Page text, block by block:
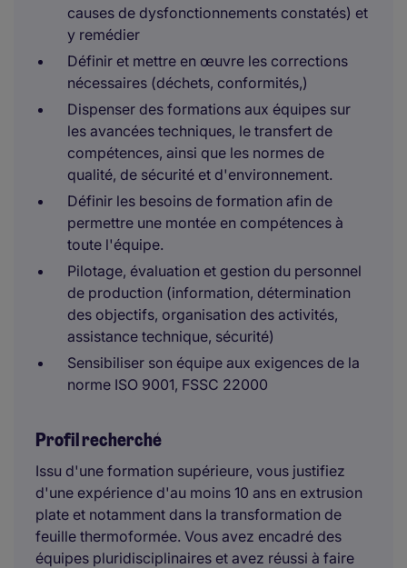
causes de dysfonctionnements constatés) et
y remédier
Définir et mettre en œuvre les corrections
nécessaires (déchets, conformités,)
Dispenser des formations aux équipes sur
les avancées techniques, le transfert de
compétences, ainsi que les normes de
qualité, de sécurité et d'environnement.
Définir les besoins de formation afin de
permettre une montée en compétences à
toute l'équipe.
Pilotage, évaluation et gestion du personnel
de production (information, détermination
des objectifs, organisation des activités,
assistance technique, sécurité)
Sensibiliser son équipe aux exigences de la
norme ISO 9001, FSSC 22000
Profil recherché
Issu d'une formation supérieure, vous justifiez
d'une expérience d'au moins 10 ans en extrusion
plate et notamment dans la transformation de
feuille thermoformée. Vous avez encadré des
équipes pluridisciplinaires et avez réussi à faire